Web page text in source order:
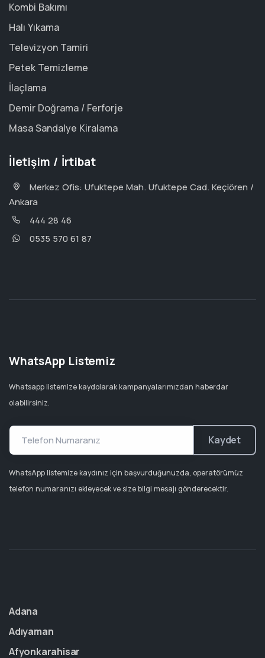
Kombi Bakımı
Halı Yıkama
Televizyon Tamiri
Petek Temizleme
İlaçlama
Demir Doğrama / Ferforje
Masa Sandalye Kiralama
İletişim / İrtibat
Merkez Ofis: Ufuktepe Mah. Ufuktepe Cad. Keçiören /
Ankara
444 28 46
0535 570 61 87
WhatsApp Listemiz
Whatsapp listemize kaydolarak kampanyalarımızdan haberdar
olabilirsiniz.
Kaydet
WhatsApp listemize kaydınız için başvurduğunuzda, operatörümüz
telefon numaranızı ekleyecek ve size bilgi mesajı gönderecektir.
Adana
Adıyaman
Afyonkarahisar